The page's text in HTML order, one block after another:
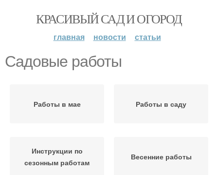
КРАСИВЫЙ САД И ОГОРОД
главная новости статьи
Садовые работы
Работы в мае Работы в саду
Инструкции по
сезонным работам
Весенние работы